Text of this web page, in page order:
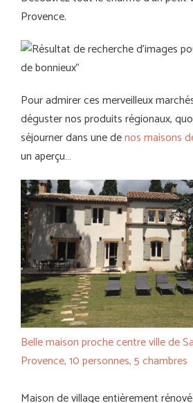
Provence.
Pour admirer ces merveilleux
déguster nos produits régionaux,
séjourner dans une denos maisons
un aperçu…
Belle maison proche centre ville de
Provence, 10 personnes, 5 chambres
Maison de village entièrement